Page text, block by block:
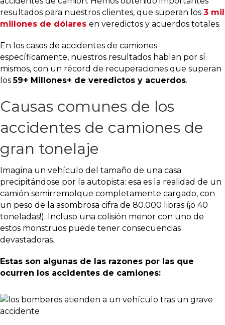
resultados para nuestros clientes, que superan los 3 mil
millones de dólares en veredictos y acuerdos totales.
En los casos de accidentes de camiones
específicamente, nuestros resultados hablan por sí
mismos, con un récord de recuperaciones que superan
los59+ Millones+ de veredictos y acuerdos.
Causas comunes de los
accidentes de camiones de
gran tonelaje
Imagina un vehículo del tamaño de una casa
precipitándose por la autopista: esa es la realidad de un
camión semirremolque completamente cargado, con
un peso de la asombrosa cifra de 80.000 libras (¡o 40
toneladas!). Incluso una colisión menor con uno de
estos monstruos puede tener consecuencias
devastadoras.
Estas son algunas de las razones por las que
ocurren los accidentes de camiones: